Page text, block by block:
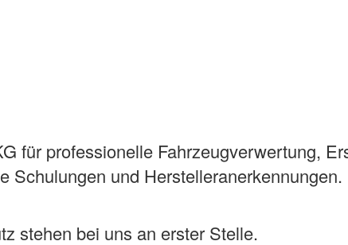
für professionelle Fahrzeugverwertung,
Schulungen und
stehen bei uns an erster Stelle.